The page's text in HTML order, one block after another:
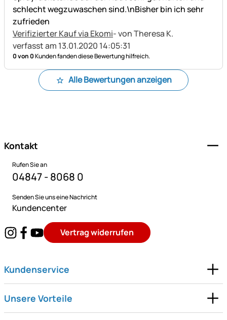
schlecht wegzuwaschen sind.\nBisher bin ich sehr
zufrieden
Verifizierter Kauf via Ekomi- von Theresa K.
verfasst am 13.01.2020 14:05:31
0 von 0Kunden fanden diese Bewertung hilfreich.
Alle Bewertungen anzeigen
Kontakt
Rufen Sie an
04847 - 8068 0
Senden Sie uns eine Nachricht
Kundencenter
Vertrag widerrufen
Kundenservice
Unsere Vorteile